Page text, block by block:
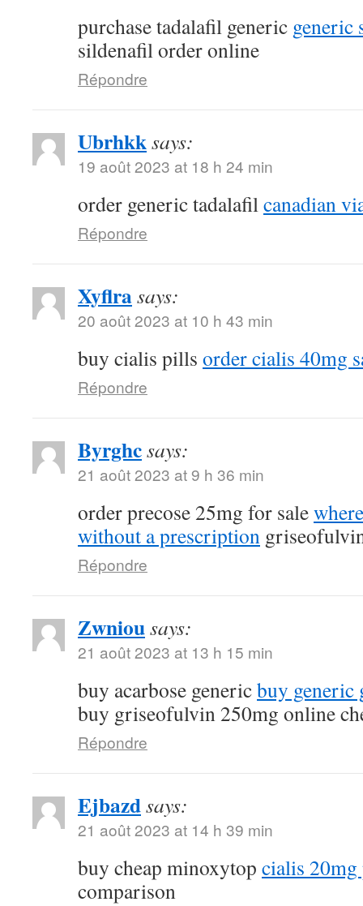
purchase tadalafil generic generic
sildenafil order online
Répondre
Ubrhkksays:
19 août 2023 at 18 h 24 min
order generic tadalafilcanadian
Répondre
Xyflrasays:
20 août 2023 at 10 h 43 min
buy cialis pills order cialis 40mg
Répondre
Byrghcsays:
21 août 2023 at 9 h 36 min
order precose 25mg for sale
without a prescription
Répondre
Zwniousays:
21 août 2023 at 13 h 15 min
buy acarbose genericbuy generic
buy griseofulvin 250mg online
Répondre
Ejbazdsays:
21 août 2023 at 14 h 39 min
buy cheap minoxytop cialis
comparison